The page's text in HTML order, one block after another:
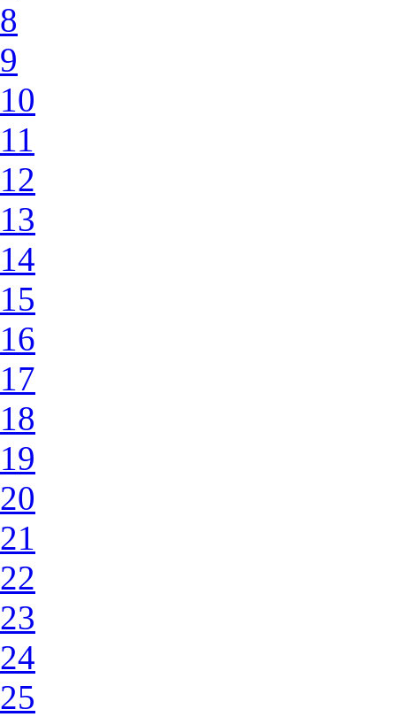
8
9
10
11
12
13
14
15
16
17
18
19
20
21
22
23
24
25